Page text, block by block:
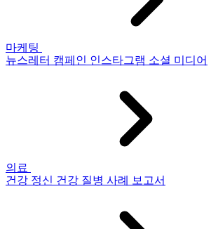
마케팅
뉴스레터 캠페인 인스타그램 소셜 미디어
의료
건강 정신 건강 질병 사례 보고서